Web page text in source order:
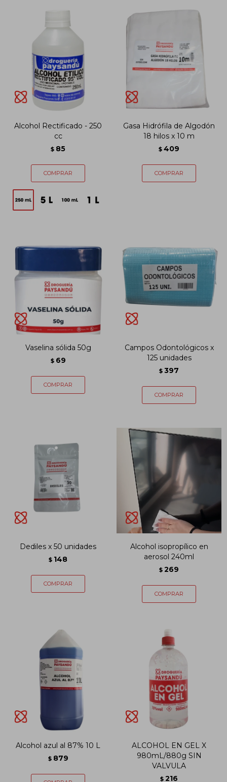
Alcohol Rectificado - 250
cc
$ 85
Gasa Hidrófila de Algodón
18 hilos x 10 m
$ 409
Vaselina sólida 50g
$ 69
Campos Odontológicos x
125 unidades
$ 397
Dediles x 50 unidades
$ 148
Alcohol isopropílico en
aerosol 240ml
$ 269
Alcohol azul al 87% 10 L
$ 879
ALCOHOL EN GEL X
980mL/880g SIN
VALVULA
$ 216